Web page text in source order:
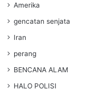
Amerika
gencatan senjata
Iran
perang
BENCANA ALAM
HALO POLISI